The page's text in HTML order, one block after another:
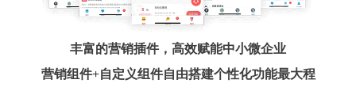
丰富的营销插件，高效赋能中小微企业
营销组件+自定义组件自由搭建个性化功能最大程